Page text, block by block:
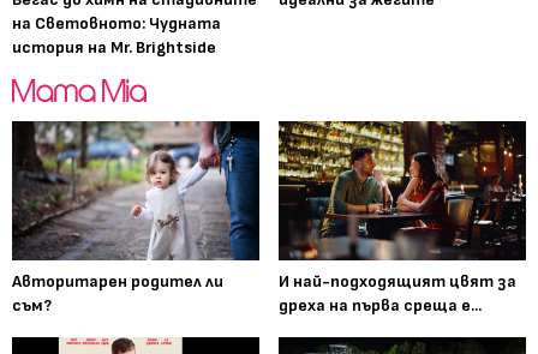
на Световното: Чудната
история на Mr. Brightside
Авторитарен родител ли
съм?
И най-подходящият цвят за
дреха на първа среща е...